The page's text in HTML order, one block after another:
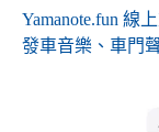
Yamanote.fun 線
發車音樂、車門